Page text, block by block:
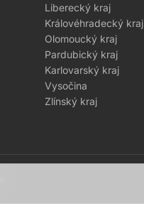
Liberecký kraj
Královéhradecký kraj
Olomoucký kraj
Pardubický kraj
Karlovarský kraj
Vysočina
Zlínský kraj